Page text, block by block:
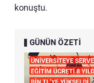
konuştu.
GÜNÜN ÖZETİ